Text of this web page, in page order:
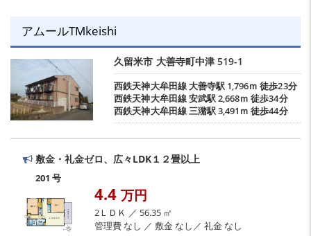
アムールTMkeishi
久留米市 大善寺町中津519-1
西鉄天神大牟田線大善寺駅1,796ｍ 徒歩23分
西鉄天神大牟田線安武駅2,668ｍ 徒歩34分
西鉄天神大牟田線三潴駅3,491ｍ 徒歩44分
敷金・礼金ゼロ、広々LDK１２畳以上
201 号
4.4 万円
2ＬＤＫ ／ 56.35 ㎡
管理費 なし ／ 敷金 なし／ 礼金 なし